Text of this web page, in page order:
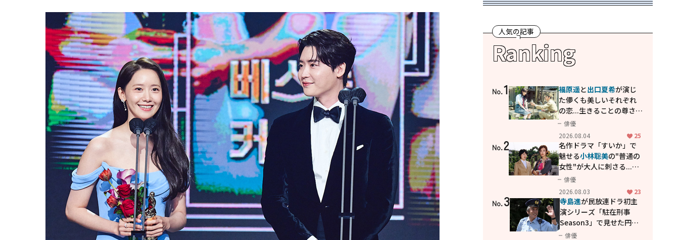
人気の記事
Ranking
No.1 福原遥と出口夏希が演じ
た儚くも美しいそれぞれ
の恋...生きることの尊さを
教えてくれた映画「あの
花が咲く丘で、君とまた出
会えたら。」
俳優
2026.08.04
25
No.2
名作ドラマ「すいか」で
魅せる小林聡美の"普通の
女性"が大人に刺さる...映
画「かもめ食堂」にも通
じる静かな芝居
俳優
2026.08.03
23
No.3 寺島進が民放連ドラ初主
演シリーズ「駐在刑事
Season3」で見せた円熟
の演技
俳優